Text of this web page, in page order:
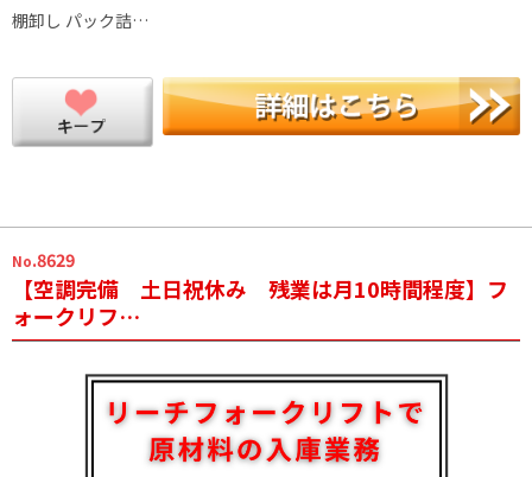
棚卸し パック詰…
No.8629
【空調完備 土日祝休み 残業は月10時間程度】フ
ォークリフ…